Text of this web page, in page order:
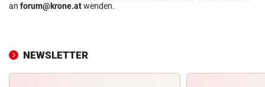
an forum@krone.atwenden.
NEWSLETTER